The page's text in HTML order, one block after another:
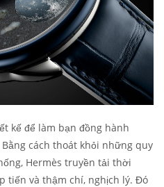
kế để làm bạn đồng hành
cách thoát khỏi những quy
Hermès truyền tải thời
tiến và thậm chí, nghịch lý. Đó